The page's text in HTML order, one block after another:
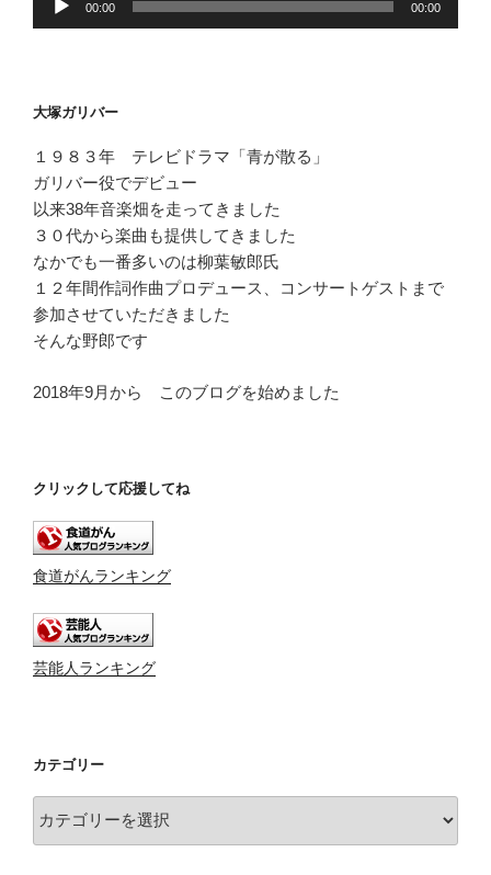
ー
ー
00:00 00:00
大塚ガリバー
１９８３年 テレビドラマ「青が散る」
ガリバー役でデビュー
以来38年音楽畑を走ってきました
３０代から楽曲も提供してきました
なかでも一番多いのは柳葉敏郎氏
１２年間作詞作曲プロデュース、コンサートゲストまで
参加させていただきました
そんな野郎です
2018年9月から このブログを始めました
クリックして応援してね
食道がんランキング
芸能人ランキング
カテゴリー
テ